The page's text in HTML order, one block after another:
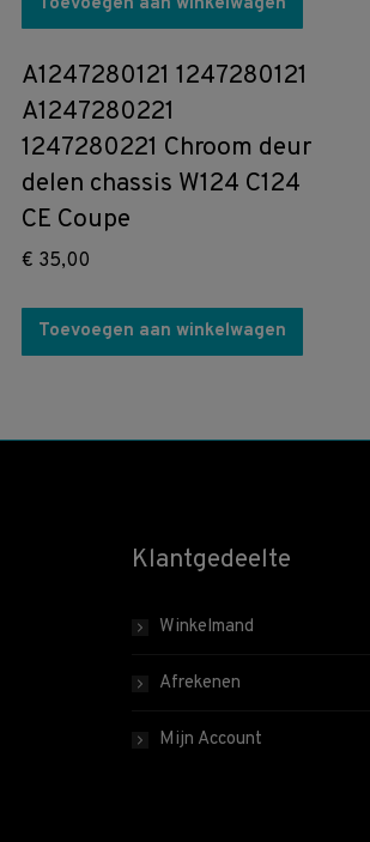
A1247280121 1247280121
A1247280221
1247280221 Chroom deur
delen chassis W124 C124
CE Coupe
€ 35,00
Toevoegen aan winkelwagen
Klantgedeelte
Winkelmand
Afrekenen
Mijn Account